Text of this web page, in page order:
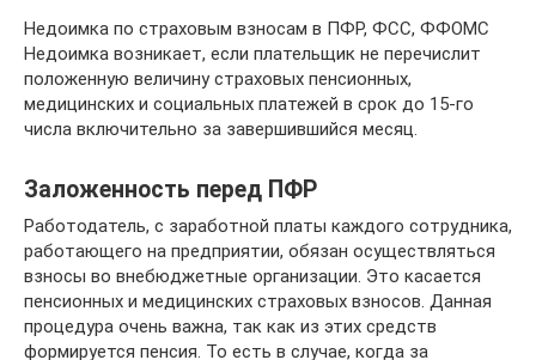
Недоимка по страховым взносам в ПФР, ФСС, ФФОМС
Недоимка возникает, если плательщик не перечислит
положенную величину страховых пенсионных,
медицинских и социальных платежей в срок до 15-го
числа включительно за завершившийся месяц.
Заложенность перед ПФР
Работодатель, с заработной платы каждого сотрудника,
работающего на предприятии, обязан осуществляться
взносы во внебюджетные организации. Это касается
пенсионных и медицинских страховых взносов. Данная
процедура очень важна, так как из этих средств
формируется пенсия. То есть в случае, когда за